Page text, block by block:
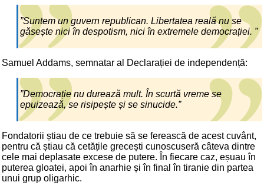
”Suntem un guvern republican. Libertatea reală nu se
găsește nici în despotism, nici în extremele democrației. ”
Samuel Addams, semnatar al Declarației de independență:
”Democrație nu durează mult. În scurtă vreme se
epuizează, se risipește și se sinucide.”
Fondatorii știau de ce trebuie să se ferească de acest cuvânt,
pentru că știau că cetățile grecești cunoscuseră câteva dintre
cele mai deplasate excese de putere. În fiecare caz, eșuau în
puterea gloatei, apoi în anarhie și în final în tiranie din partea
unui grup oligarhic.